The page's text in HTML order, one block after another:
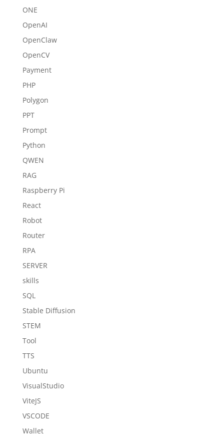
ONE
OpenAI
OpenClaw
OpenCV
Payment
PHP
Polygon
PPT
Prompt
Python
QWEN
RAG
Raspberry Pi
React
Robot
Router
RPA
SERVER
skills
SQL
Stable Diffusion
STEM
Tool
TTS
Ubuntu
VisualStudio
ViteJS
VSCODE
Wallet